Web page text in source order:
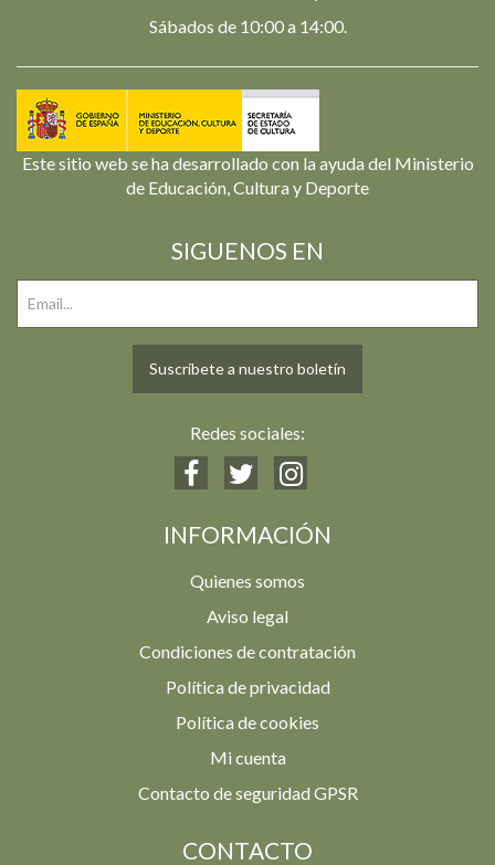
Sábados de 10:00 a 14:00.
Este sitio web se ha desarrollado con la ayuda del Ministerio
de Educación, Cultura y Deporte
SIGUENOS EN
Suscríbete a nuestro boletín
Redes sociales:
INFORMACIÓN
Quienes somos
Aviso legal
Condiciones de contratación
Política de privacidad
Política de cookies
Mi cuenta
Contacto de seguridad GPSR
CONTACTO